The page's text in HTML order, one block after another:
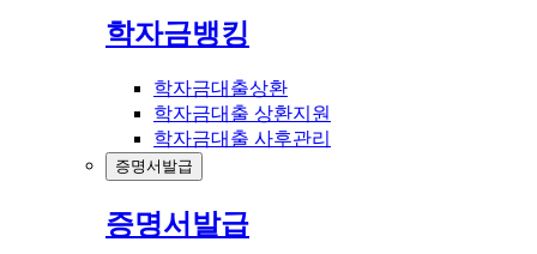
학자금뱅킹
학자금대출상환
학자금대출 상환지원
학자금대출 사후관리
증명서발급
증명서발급